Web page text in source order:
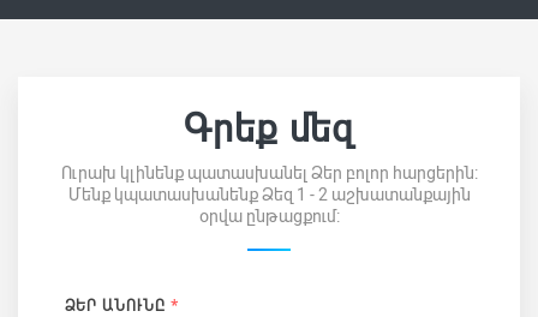
Գրեք մեզ
Ուրախ կլինենք պատասխանել Ձեր բոլոր հարցերին:
Մենք կպատասխանենք Ձեզ 1 - 2 աշխատանքային
օրվա ընթացքում:
ՁԵՐ ԱՆՈՒՆԸ *